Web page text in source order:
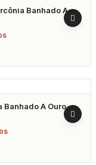
Banhado A
A Ouro